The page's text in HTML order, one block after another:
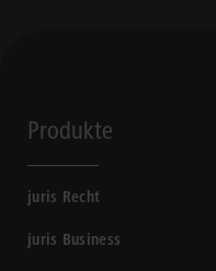
Produkte
juris Recht
juris Business